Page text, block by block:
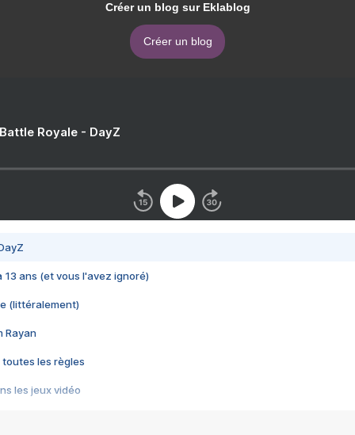
Créer un blog sur Eklablog
Créer un blog
Royale - DayZ
13 ans (et vous l'avez ignoré)
(littéralement)
Rayan
toutes les règles
les jeux vidéo